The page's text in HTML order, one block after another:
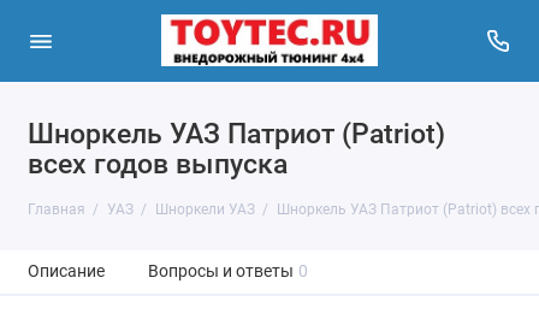
Шноркель УАЗ Патриот (Patriot)
всех годов выпуска
Главная УАЗ Шноркели УАЗ Шноркель УАЗ Патриот (Patriot) всех
Описание Вопросы и ответы 0